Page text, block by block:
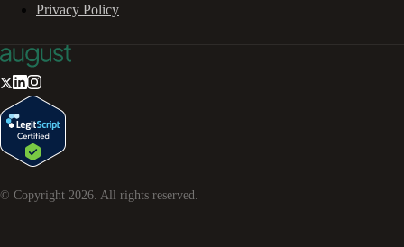
Privacy Policy
© Copyright 2026 . All rights reserved.